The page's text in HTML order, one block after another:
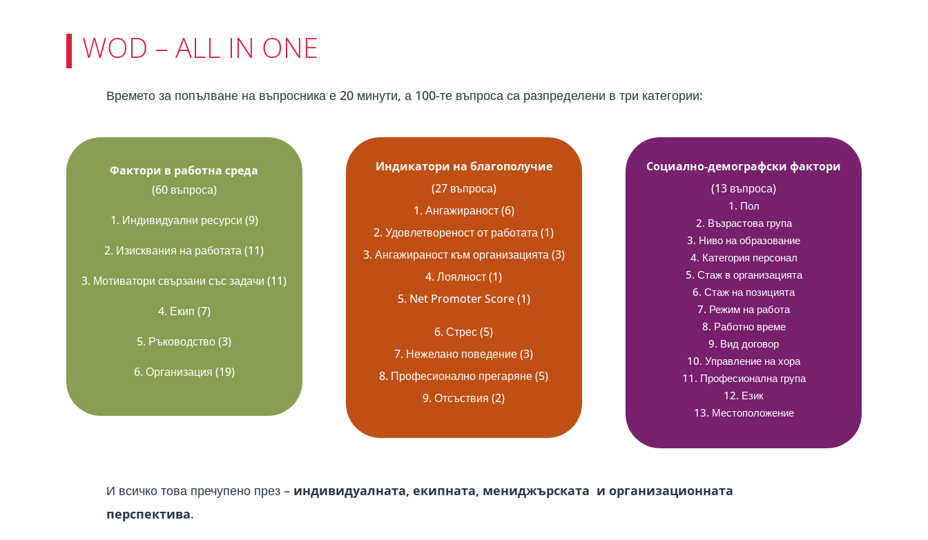
WOD – ALL IN ONE
Времето за попълване на въпросника е 20 минути, а 100-те въпроса са разпределени в три категории:
Фактори в работна среда
(60 въпроса)
1. Индивидуални ресурси (9)
2. Изисквания на работата (11)
3. Мотиватори свързани със задачи (11)
4. Екип (7)
5. Ръководство (3)
6. Организация (19)
Индикатори на благополучие
(27 въпроса)
1. Ангажираност (6)
2. Удовлетвореност от работата (1)
3. Ангажираност към организацията (3)
4. Лоялност (1)
5. Net Promoter Score (1)
6. Стрес (5)
7. Нежелано поведение (3)
8. Професионално прегаряне (5)
9. Отсъствия (2)
Социално-демографски фактори
(13 въпроса)
1. Пол
2. Възрастова група
3. Ниво на образование
4. Категория персонал
5. Стаж в организацията
6. Стаж на позицията
7. Режим на работа
8. Работно време
9. Вид договор
10. Управление на хора
11. Професионална група
12. Език
13. Местоположение
И всичко това пречупено през – индивидуалната, екипната, мениджърската и организационната
перспектива.